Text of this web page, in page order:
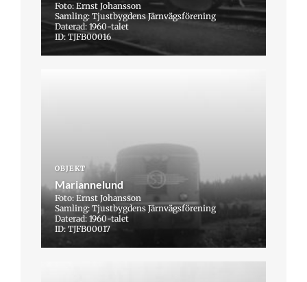
Foto: Ernst Johansson
Samling: Tjustbygdens Järnvägsförening
Daterad: 1960-talet
ID: TJFB00016
OBJEKT
Mariannelund
Foto: Ernst Johansson
Samling: Tjustbygdens Järnvägsförening
Daterad: 1960-talet
ID: TJFB00017